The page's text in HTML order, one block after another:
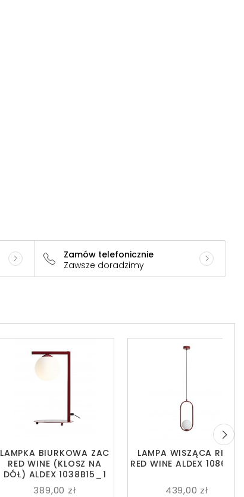
Zamów telefonicznie
Zawsze doradzimy
LAMPKA BIURKOWA ZAC
RED WINE (KLOSZ NA
DÓŁ) ALDEX 1038B15_1
389,00 zł
LAMPA WISZĄCA RIVA
RED WINE ALDEX 1086G15
439,00 zł